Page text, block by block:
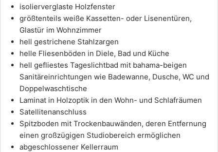
isolierverglaste Holzfenster
größtenteils weiße Kassetten- oder Lisenentüren,
Glastür im Wohnzimmer
hell gestrichene Stahlzargen
helle Fliesenböden in Diele, Bad und Küche
hell gefliestes Tageslichtbad mit bahama-beigen
Sanitäreinrichtungen wie Badewanne, Dusche, WC und
Doppelwaschtische
Laminat in Holzoptik in den Wohn- und Schlafräumen
Satellitenanschluss
Spitzboden mit Trockenbauwänden, deren Entfernung
einen großzügigen Studiobereich ermöglichen
abgeschlossener Kellerraum